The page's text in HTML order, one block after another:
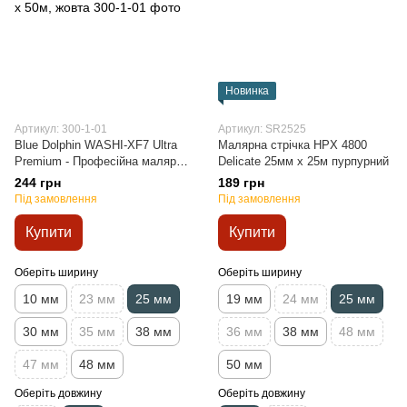
Артикул: 300-1-01
Blue Dolphin WASHI-XF7 Ultra
Premium - Професійна малярна
стрічка для делікатних
поверхонь, 25мм х 50м, жовта
244 грн
Під замовлення
Купити
Оберіть ширину
10 мм 23 мм 25 мм
30 мм 35 мм 38 мм
47 мм 48 мм
Оберіть довжину
Новинка
Артикул: SR2525
Малярна стрічка HPX 4800
Delicate 25мм х 25м пурпурний
189 грн
Під замовлення
Купити
Оберіть ширину
19 мм 24 мм 25 мм
36 мм 38 мм 48 мм
50 мм
Оберіть довжину